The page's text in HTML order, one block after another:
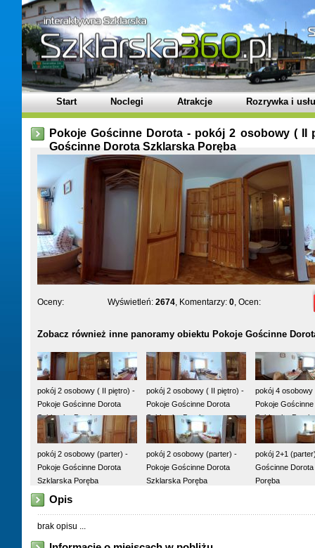
Start Noclegi Atrakcje Rozrywka i
Pokoje Gościnne Dorota - pokój 2 osobowy ( II
Gościnne Dorota Szklarska Poręba
Oceny: Wyświetleń: 2674, Komentarzy: 0, Ocen:
Zobacz również inne panoramy obiektu Pokoje Gościnne
pokój 2 osobowy ( II piętro) -
Pokoje Gościnne Dorota
Szklarska Poręba
pokój 2 osobowy ( II piętro) -
Pokoje Gościnne Dorota
Szklarska Poręba
pokój 4 osobowy
Pokoje
Szklarska
pokój 2 osobowy (parter) -
Pokoje Gościnne Dorota
Szklarska Poręba
pokój 2 osobowy (parter) -
Pokoje Gościnne Dorota
Szklarska Poręba
pokój 2+1
Gościnne
Poręba
Opis
brak opisu ...